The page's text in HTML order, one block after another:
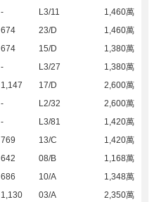
- L3/11
1,460萬
674 23/D
1,460萬
674 15/D
1,380萬
- L3/27
1,380萬
1,147 17/D
2,600萬
- L2/32
2,600萬
- L3/81
1,420萬
769 13/C
1,420萬
642 08/B
1,168萬
686 10/A
1,348萬
1,130 03/A
2,350萬